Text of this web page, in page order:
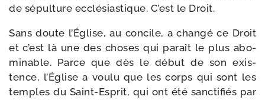
de sépul­ture ecclé­sias­tique. C’est le Droit.
Sans doute l’Église, au concile, a chan­gé ce Droit
et c’est là une des choses qui paraît le plus abo­
mi­nable. Parce que dès le début de son exis­
tence, l’Église a vou­lu que les corps qui sont les
temples du Saint-​Esprit, qui ont été sanc­ti­fiés par